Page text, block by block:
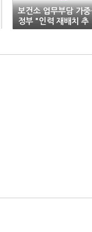
보건소 업무부담 가
정부 "인력 재배치 추
진"